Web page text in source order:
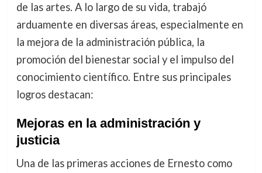
de las artes. A lo largo de su vida, trabajó
arduamente en diversas áreas, especialmente en
la mejora de la administración pública, la
promoción del bienestar social y el impulso del
conocimiento científico. Entre sus principales
logros destacan:
Mejoras en la administración y
justicia
Una de las primeras acciones de Ernesto como